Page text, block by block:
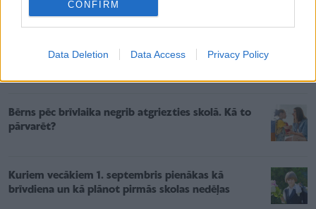
CONFIRM
Data Deletion Data Access Privacy Policy
meklēt iespējamos risinājumus, lai skolas gaitu
uzsākšanu padarītu vieglāku.”
Bērns pēc brīvlaika negrib atgriezties skolā. Kā to
pārvarēt?
Kuriem vecākiem 1. septembris pienākas kā
brīvdiena un kā plānot pirmās skolas nedēļas